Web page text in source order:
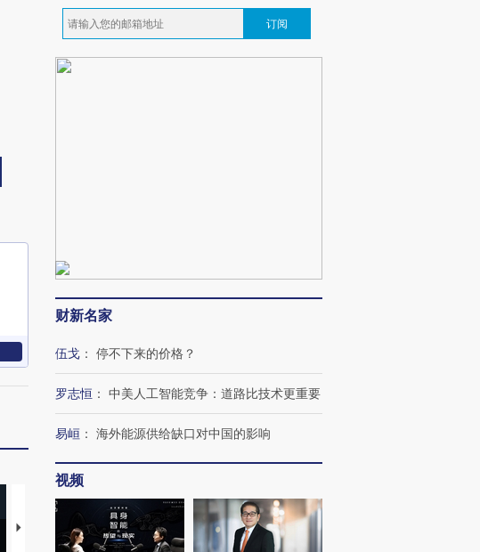
视线｜HYROX的吸金
术：是什么让中产们甘
马航飞行员跨国走私7万
粒摇头丸 尿检体内含3种
视线｜被称为“蟑螂”的印
度Z世代 用街头抗争将教
订阅
财新名家
伍戈 ： 停不下来的价格？
罗志恒 ： 中美人工智能竞争：道路比技术更重要
易峘 ： 海外能源供给缺口对中国的影响
视频